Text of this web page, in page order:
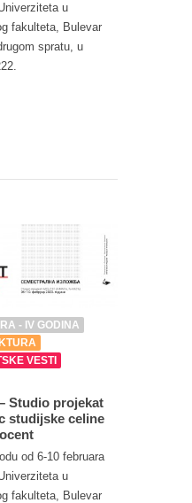
u
fakulteta, Bulevar
spratu, u
- IV GODINA
VESTI
Studio projekat
studijske celine
od 6-10 februara
u
fakulteta, Bulevar